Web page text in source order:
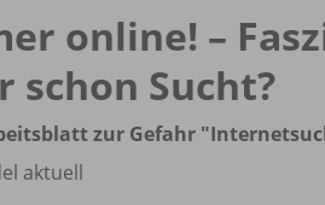
online! –
schon Sucht?
zur Gefahr
aktuell